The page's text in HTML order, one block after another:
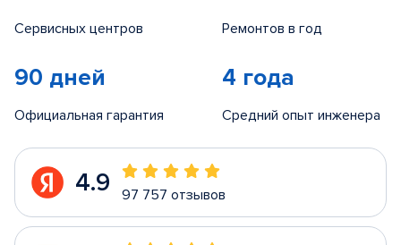
Сервисных центров Ремонтов в год
90 дней
Официальная гарантия
4 года
Средний опыт инженера
4.9 97 757 отзывов